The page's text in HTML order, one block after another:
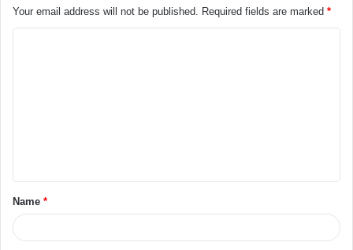
Your email address will not be published. Required fields are marked *
Name *